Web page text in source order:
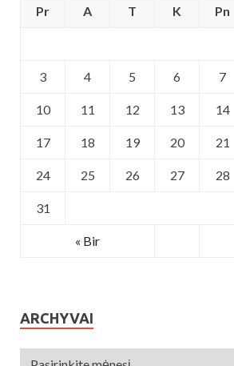
Pr
A T K Pn
« Bir
3 4 5 6 7
10 11 12 13 14
17 18 19 20 21
24 25 26 27 28
31
ARCHYVAI